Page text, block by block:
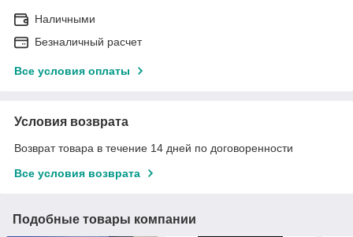
Наличными
Безналичный расчет
Все условия оплаты
Условия возврата
Возврат товара в течение 14 дней по договоренности
Все условия возврата
Подобные товары компании